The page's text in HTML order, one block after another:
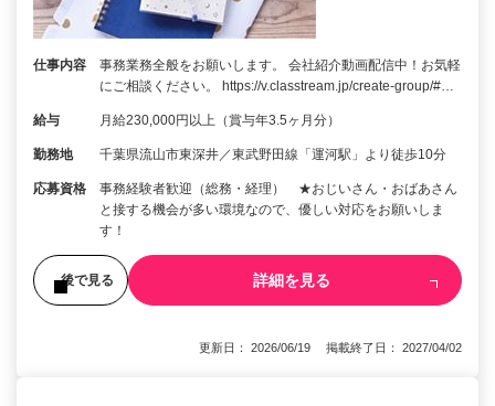
仕事内容
事務業務全般をお願いします。 会社紹介動画配信中！お気軽
にご相談ください。 https://v.classtream.jp/create-group/#…
給与 月給230,000円以上（賞与年3.5ヶ月分）
勤務地 千葉県流山市東深井／東武野田線「運河駅」より徒歩10分
応募資格
事務経験者歓迎（総務・経理） ★おじいさん・おばあさん
と接する機会が多い環境なので、優しい対応をお願いしま
す！
後で見る 詳細を見る
更新日： 2026/06/19 掲載終了日： 2027/04/02